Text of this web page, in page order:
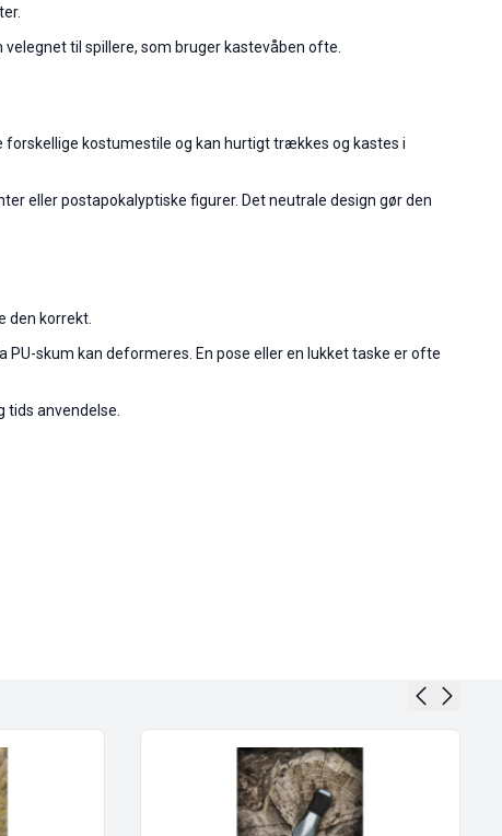
til spillere, som bruger kastevåben ofte.
forskellige kostumestile og kan hurtigt trækkes og kastes i
eller postapokalyptiske figurer. Det neutrale design gør den
den korrekt.
PU-skum kan deformeres. En pose eller en lukket taske er ofte
anvendelse.